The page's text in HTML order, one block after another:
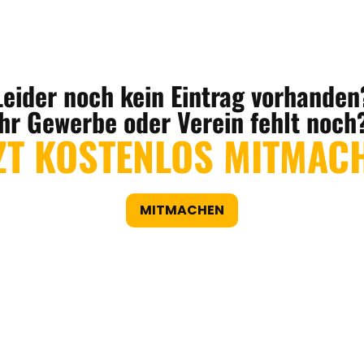
noch kein Eintrag
Gewerbe oder Verein fehlt
KOSTENLOS
MITMACHEN